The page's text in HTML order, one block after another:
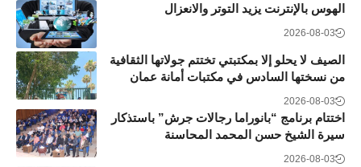
الهوس بالإنترنت يزيد التوتر والانعزال
2026-08-03
الصيف لا يحلو إلا بمكتبتي تختتم جولاتها الثقافية
من نسختها السادس في مكتبات أمانة عمان
2026-08-03
اختتام برنامج “بانوراما رجالات جرش” باستذكار
سيرة الشيخ حسن المحمد المحاسنة
2026-08-03